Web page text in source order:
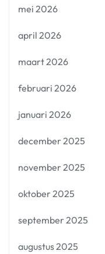
mei 2026
april 2026
maart 2026
februari 2026
januari 2026
december 2025
november 2025
oktober 2025
september 2025
augustus 2025